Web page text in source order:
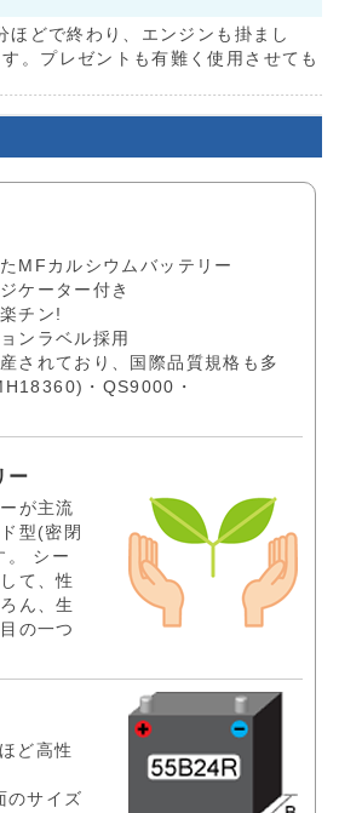
どで終わり、エンジンも掛まし
。プレゼントも有難く使用させても
MFカルシウムバッテリー
ケーター付き
チン!
ンラベル採用
されており、国際品質規格も多
・QS9000・
ー
が主流
型(密閉
。 シー
て、性
ん、生
の一つ
ど高性
サイズ